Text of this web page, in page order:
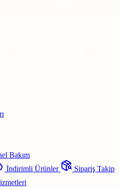
Bakım
İndirimli Ürünler
Sipariş Takip